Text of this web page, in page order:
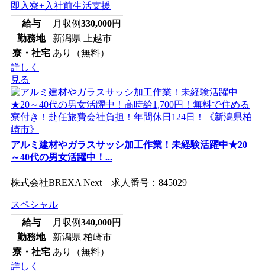
即入寮+入社前生活支援
給与
月収例330,000円
勤務地
新潟県 上越市
寮・社宅 あり（無料）
詳しく
見る
アルミ建材やガラスサッシ加工作業！未経験活躍中★20
～40代の男女活躍中！...
株式会社BREXA Next 求人番号：845029
スペシャル
給与
月収例340,000円
勤務地
新潟県 柏崎市
寮・社宅 あり（無料）
詳しく